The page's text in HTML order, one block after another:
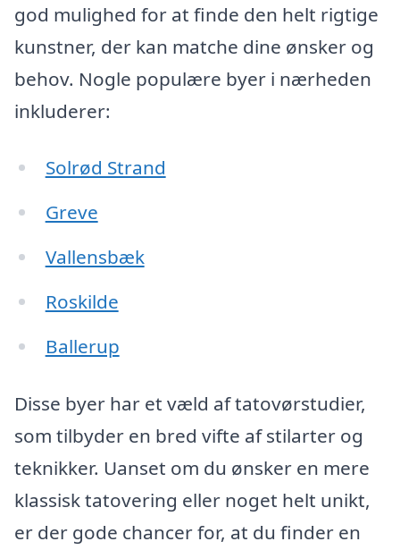
god mulighed for at finde den helt rigtige
kunstner, der kan matche dine ønsker og
behov. Nogle populære byer i nærheden
inkluderer:
Solrød Strand
Greve
Vallensbæk
Roskilde
Ballerup
Disse byer har et væld af tatovørstudier,
som tilbyder en bred vifte af stilarter og
teknikker. Uanset om du ønsker en mere
klassisk tatovering eller noget helt unikt,
er der gode chancer for, at du finder en